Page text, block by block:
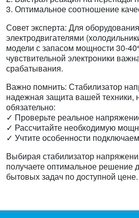
3. Оптимальное соотношение
Совет эксперта: Для
электродвигателями
модели с запасом мощности 30-
чувствительной электроники
срабатывания.
Важно помнить: Стабилизатор
надежная защита вашей техники,
обязательно:
✓ Проверьте реальное
✓ Рассчитайте необходимую
✓ Учтите особенности
Выбирая стабилизатор
получаете оптимальное решение
бытовых задач по доступной цене.